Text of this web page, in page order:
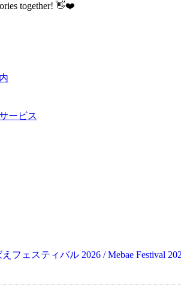
together! 👋❤️
ービス
フェスティバル 2026 / Mebae Festival